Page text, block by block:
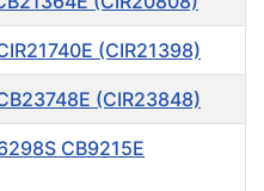
(CIR21398)
(CIR23848)
CB9215E